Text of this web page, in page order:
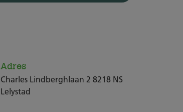
Adres
Charles Lindberghlaan 2 8218 NS
Lelystad